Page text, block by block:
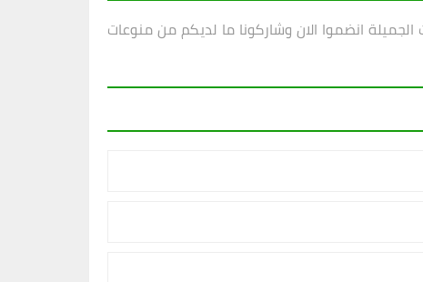
انضموا الان وشاركونا ما لديكم من منوعات